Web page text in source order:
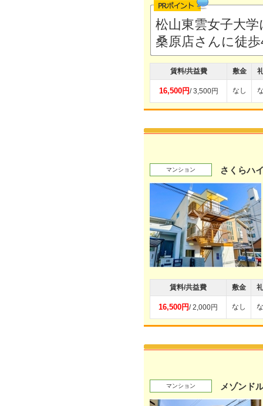
松山東雲女子大
桑原店さんに徒
賃料/共益費 敷金
16,500円/ 3,500円 なし
マンション さくらハ
賃料/共益費 敷金
16,500円/ 2,000円 なし
マンション メゾンド